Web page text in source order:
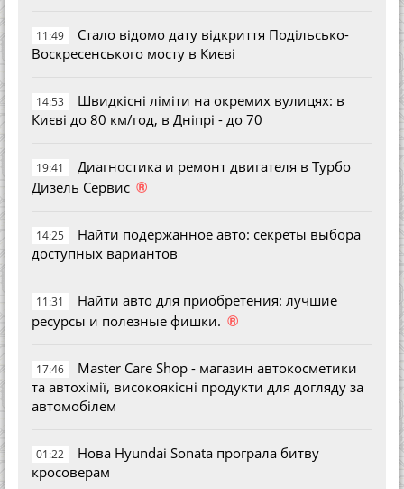
11:49
Стало відомо дату відкриття Подільсько-
Воскресенського мосту в Києві
14:53
Швидкісні ліміти на окремих вулицях: в
Києві до 80 км/год, в Дніпрі - до 70
19:41
Диагностика и ремонт двигателя в Турбо
Дизель Сервис ®
14:25
Найти подержанное авто: секреты выбора
доступных вариантов
11:31
Найти авто для приобретения: лучшие
ресурсы и полезные фишки. ®
17:46
Master Care Shop - магазин автокосметики
та автохімії, високоякісні продукти для догляду за
автомобілем
01:22
Нова Hyundai Sonata програла битву
кросоверам